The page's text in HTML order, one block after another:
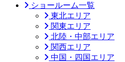
ショールーム一覧
東北エリア
関東エリア
北陸・中部エリア
関西エリア
中国・四国エリア